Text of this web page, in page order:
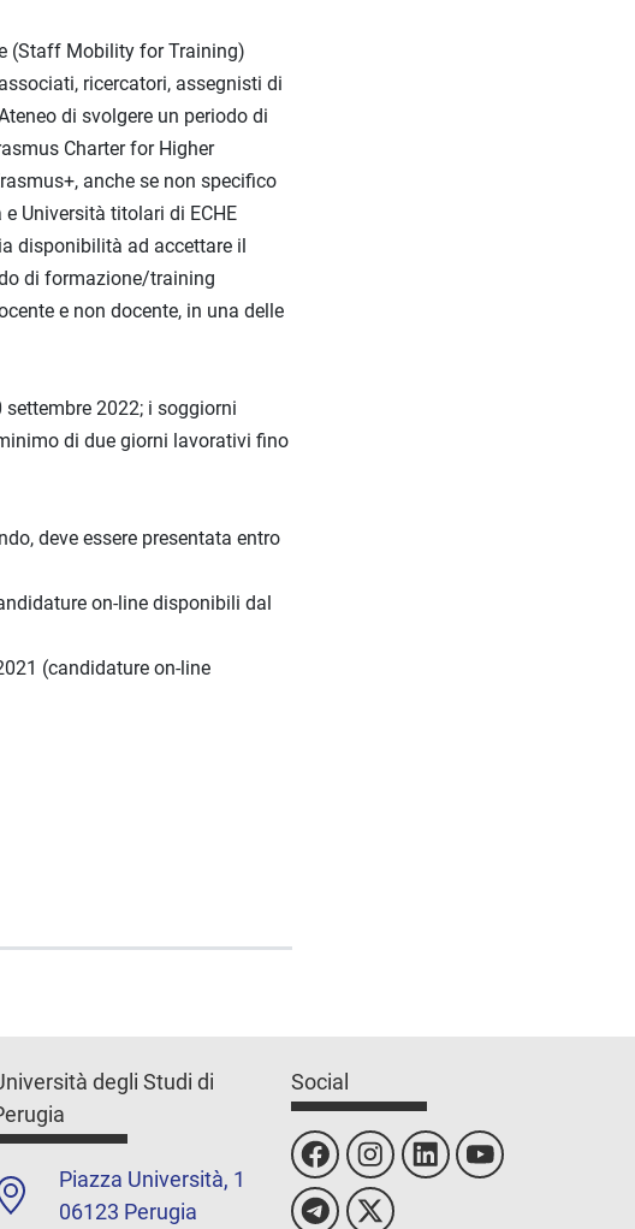
(Staff Mobility for Training)
ricercatori, assegnisti di
di svolgere un periodo di
Charter for Higher
anche se non specifico
Università titolari di ECHE
disponibilità ad accettare il
di formazione/training
e non docente, in una delle
2022; i soggiorni
di due giorni lavorativi fino
deve essere presentata entro
on-line disponibili dal
(candidature on-line
degli Studi di
Piazza Università, 1
06123 Perugia
Social